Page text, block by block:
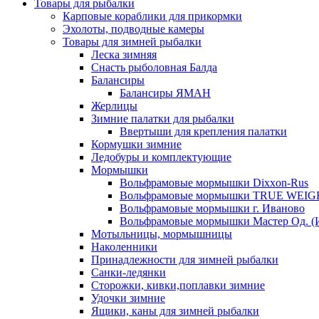
Товары для рыбалки
Карповые кораблики для прикормки
Эхолоты, подводные камеры
Товары для зимней рыбалки
Леска зимняя
Снасть рыболовная Балда
Балансиры
Балансиры ЯМАН
Жерлицы
Зимние палатки для рыбалки
Ввертыши для крепления палатки
Кормушки зимние
Ледобуры и комплектующие
Мормышки
Вольфрамовые мормышки Dixxon-Rus
Вольфрамовые мормышки TRUE
Вольфрамовые мормышки г. Иваново
Вольфрамовые мормышки Мастер Од.
Мотыльницы, мормышницы
Наколенники
Принадлежности для зимней рыбалки
Санки-ледянки
Сторожки, кивки,поплавки зимние
Удочки зимние
Ящики, каны для зимней рыбалки